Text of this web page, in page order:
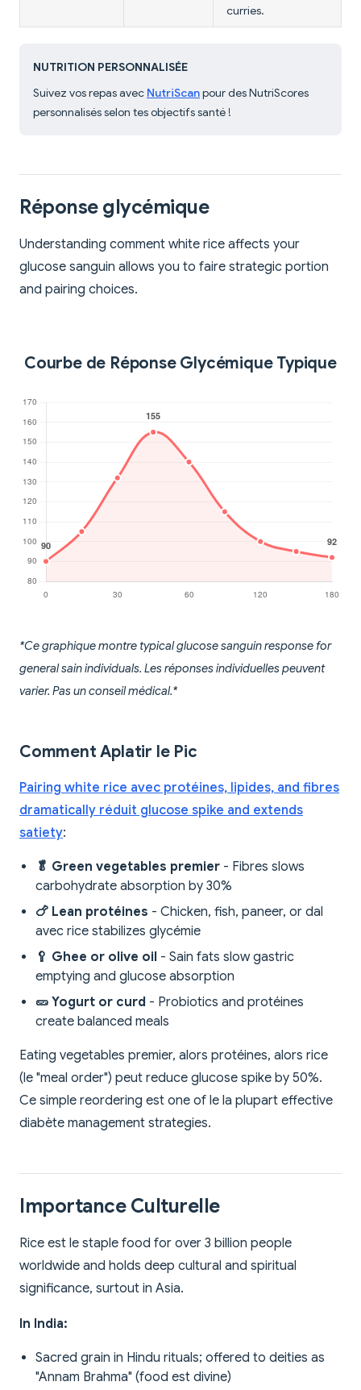
curries.
NUTRITION PERSONNALISÉE
Suivez vos repas avec NutriScanpour des NutriScores
personnalisés selon tes objectifs santé !
Réponse glycémique
Understanding comment white rice affects your
glucose sanguin allows you to faire strategic portion
and pairing choices.
Courbe de Réponse Glycémique Typique
*Ce graphique montre typical glucose sanguin response for
general sain individuals. Les réponses individuelles peuvent
varier. Pas un conseil médical.*
Comment Aplatir le Pic
Pairing white rice avec protéines, lipides, and fibres
dramatically réduit glucose spike and extends
satiety:
🥬 Green vegetables premier - Fibres slows
carbohydrate absorption by 30%
🍗 Lean protéines - Chicken, fish, paneer, or dal
avec rice stabilizes glycémie
🥄 Ghee or olive oil - Sain fats slow gastric
emptying and glucose absorption
🥒 Yogurt or curd - Probiotics and protéines
create balanced meals
Eating vegetables premier, alors protéines, alors rice
(le "meal order") peut reduce glucose spike by 50%.
Ce simple reordering est one of le la plupart effective
diabète management strategies.
Importance Culturelle
Rice est le staple food for over 3 billion people
worldwide and holds deep cultural and spiritual
significance, surtout in Asia.
In India:
Sacred grain in Hindu rituals; offered to deities as
"Annam Brahma" (food est divine)